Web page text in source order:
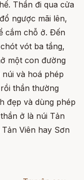
Thần đi qua cửa
ngược mãi lên,
cắm chỗ ở. Ðến
vót ba tầng,
một con đường
và hoá phép
thần thường
đẹp và dùng phép
ở là núi Tản
Viên hay Sơn